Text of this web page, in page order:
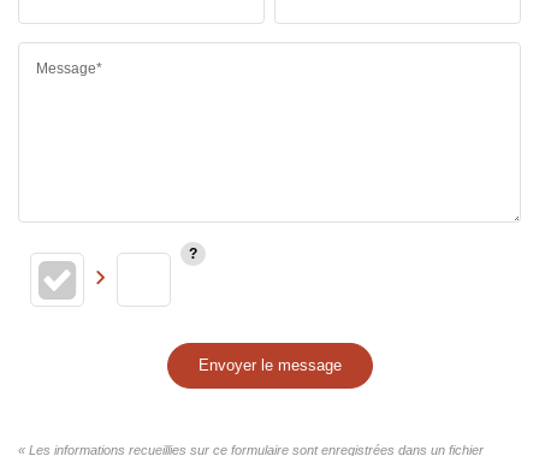
Message*
Envoyer le message
« Les informations recueillies sur ce formulaire sont enregistrées dans un fichier